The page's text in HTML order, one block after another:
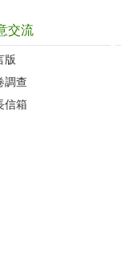
交流
版
調查
信箱